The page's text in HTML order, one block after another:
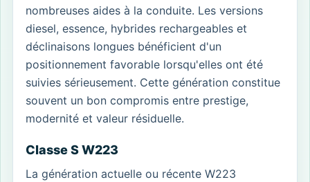
nombreuses aides à la conduite. Les versions
diesel, essence, hybrides rechargeables et
déclinaisons longues bénéficient d'un
positionnement favorable lorsqu'elles ont été
suivies sérieusement. Cette génération constitue
souvent un bon compromis entre prestige,
modernité et valeur résiduelle.
Classe S W223
La génération actuelle ou récente W223